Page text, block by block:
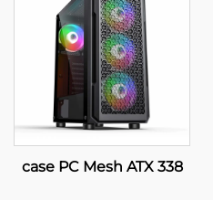
case PC Mesh ATX 338